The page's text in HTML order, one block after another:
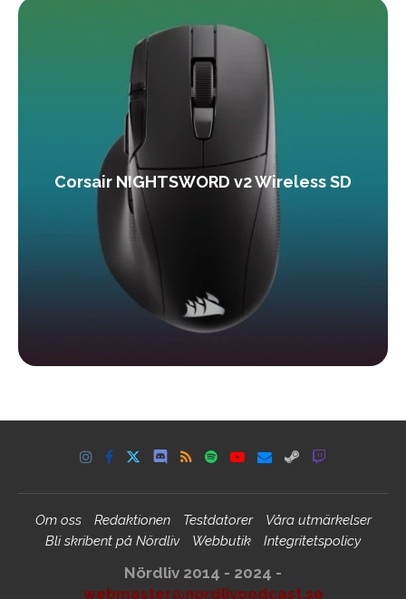
Corsair NIGHTSWORD v2 Wireless SD
Om oss Redaktionen Testdatorer
Våra utmärkelser
Bli skribent på Nördliv
Webbutik Integritetspolicy
Nördliv 2014 - 2024 -
webmaster@nordlivpodcast.se